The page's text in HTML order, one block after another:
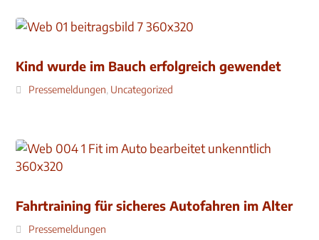
Kind wurde im Bauch erfolgreich gewendet
Pressemeldungen, Uncategorized
Fahrtraining für sicheres Autofahren im Alter
Pressemeldungen